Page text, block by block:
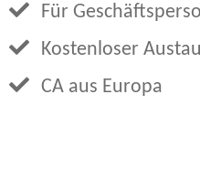
Für
Kostenloser
CA aus Europa